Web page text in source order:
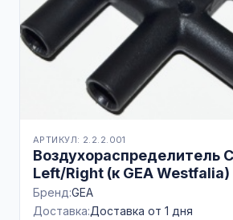
АРТИКУЛ: 2.2.2.001
Воздухораспределитель
Left/Right (к GEA Westfalia)
Бренд:GEA
Доставка:Доставка от 1 дня